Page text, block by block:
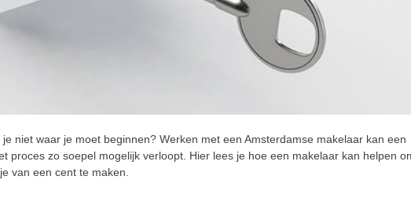
je niet waar je moet beginnen? Werken met een Amsterdamse makelaar kan een
proces zo soepel mogelijk verloopt. Hier lees je hoe een makelaar kan helpen
van een cent te maken.